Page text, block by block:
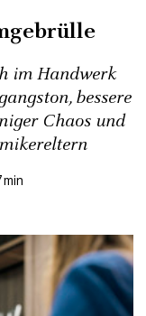
im Handwerk
bessere
Chaos und